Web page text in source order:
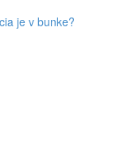
je v bunke?